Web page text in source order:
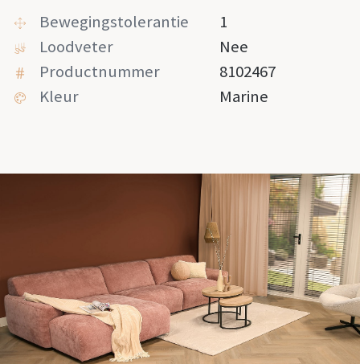
Bewegingstolerantie
1
Loodveter
Nee
Productnummer
8102467
Kleur
Marine